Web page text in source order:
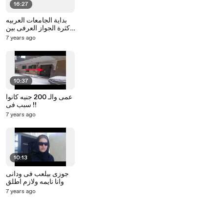
16:27
بداية الجامعات العربيه
وكثرة الجواز العرفى بين
الطلبه
7 years ago
10:37
عمى والـ 200 جنيه كانوا
سبب فى !!
7 years ago
10:13
جوزى بيلعب فى ودانى
وانا نايمه ولازم اطلق
7 years ago